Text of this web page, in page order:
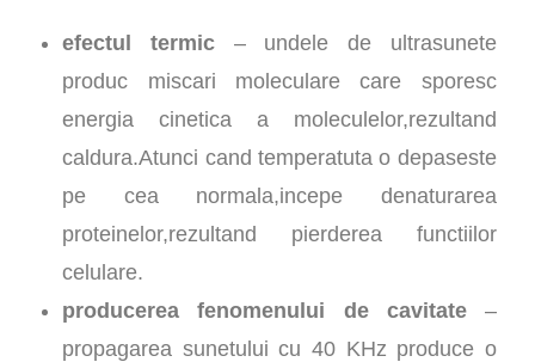
efectul termic – undele de ultrasunete
produc miscari moleculare care sporesc
energia cinetica a moleculelor,rezultand
caldura.Atunci cand temperatuta o depaseste
pe cea normala,incepe denaturarea
proteinelor,rezultand pierderea functiilor
celulare.
producerea fenomenului de cavitate–
propagarea sunetului cu 40 KHz produce o